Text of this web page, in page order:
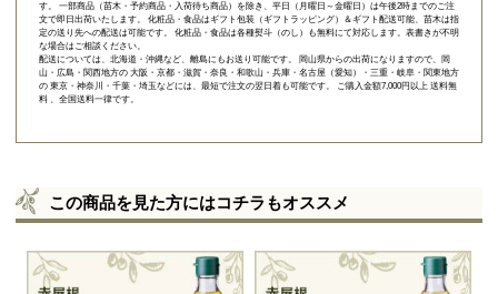
す。 一部商品（苗木・予約商品・入荷待ち商品）を除き、平日（月曜日～金曜日）は午後2時までのご注
文で即日出荷いたします。 化粧品・食品はギフト包装（ギフトラッピング）＆ギフト配送可能、苗木は指
定の送り先への配送は可能です。 化粧品・食品は各種熨斗（のし）も無料にて対応します。表書きが不明
な場合はご相談ください。
配送については、北海道・沖縄など、離島にもお送り可能です。 岡山県からの出荷になりますので、岡
山・広島・関西地方の 大阪・京都・滋賀・奈良・和歌山・兵庫・名古屋（愛知）・三重・岐阜・関東地方
の 東京・神奈川・千葉・埼玉などには、最短で注文の翌日着も可能です。 ご購入金額7,000円以上 送料無
料 、全国送料一律です。
この商品を見た方にはコチラもオススメ